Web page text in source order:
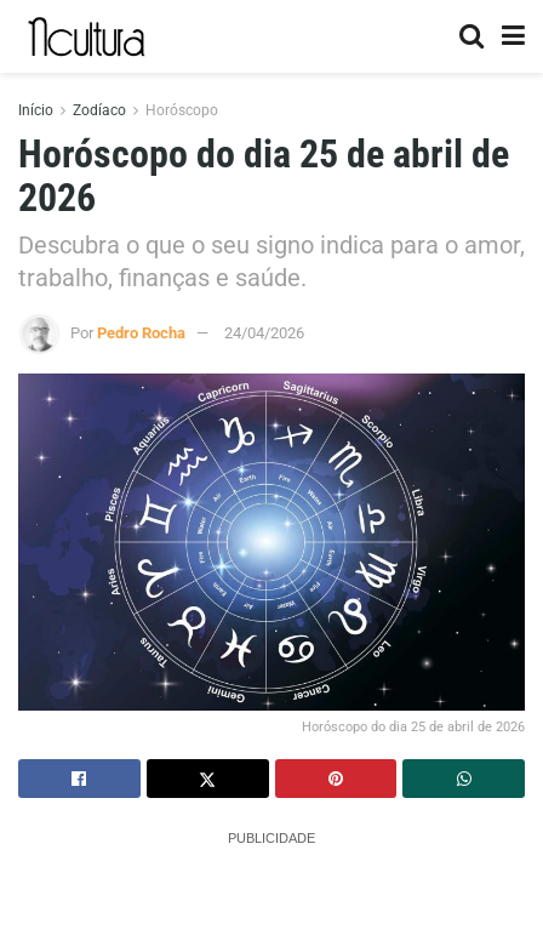
Início Zodíaco Horóscopo
Horóscopo do dia 25 de abril de
2026
Descubra o que o seu signo indica para o amor,
trabalho, finanças e saúde.
Por Pedro Rocha 24/04/2026
Horóscopo do dia 25 de abril de 2026
PUBLICIDADE